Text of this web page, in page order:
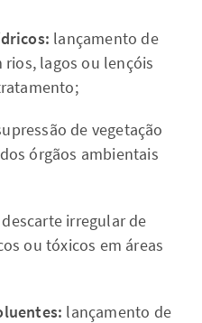
lançamento de
lagos ou lençóis
de vegetação
órgãos ambientais
descarte irregular de
ou tóxicos em áreas
lançamento de